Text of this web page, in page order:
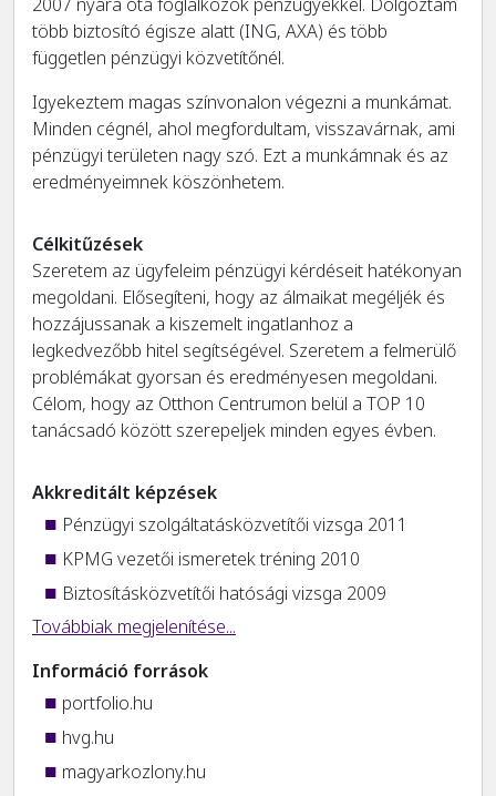
több biztosító égisze alatt (ING, AXA) és több
független pénzügyi közvetítőnél.
Igyekeztem magas színvonalon végezni a munkámat.
Minden cégnél, ahol megfordultam, visszavárnak, ami
pénzügyi területen nagy szó. Ezt a munkámnak és az
eredményeimnek köszönhetem.
Célkitűzések
Szeretem az ügyfeleim pénzügyi kérdéseit hatékonyan
megoldani. Elősegíteni, hogy az álmaikat megéljék és
hozzájussanak a kiszemelt ingatlanhoz a
legkedvezőbb hitel segítségével. Szeretem a felmerülő
problémákat gyorsan és eredményesen megoldani.
Célom, hogy az Otthon Centrumon belül a TOP 10
tanácsadó között szerepeljek minden egyes évben.
Akkreditált képzések
Pénzügyi szolgáltatásközvetítői vizsga 2011
KPMG vezetői ismeretek tréning 2010
Biztosításközvetítői hatósági vizsga 2009
Továbbiak megjelenítése...
Információ források
portfolio.hu
hvg.hu
magyarkozlony.hu